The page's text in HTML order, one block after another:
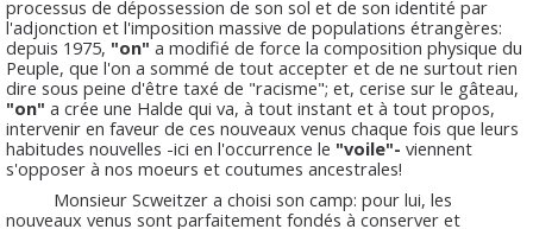
processus de dépossession de son sol et de son identité par
l'adjonction et l'imposition massive de populations étrangères:
depuis 1975, "on" a modifié de force la composition physique du
Peuple, que l'on a sommé de tout accepter et de ne surtout rien
dire sous peine d'être taxé de "racisme"; et, cerise sur le gâteau,
"on" a crée une Halde qui va, à tout instant et à tout propos,
intervenir en faveur de ces nouveaux venus chaque fois que leurs
habitudes nouvelles -ici en l'occurrence le "voile"- viennent
s'opposer à nos moeurs et coutumes ancestrales!
Monsieur Scweitzer a choisi son camp: pour lui, les
nouveaux venus sont parfaitement fondés à conserver et